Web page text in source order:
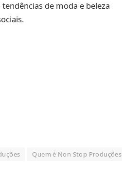
de moda e beleza
Quem é Non Stop Produções